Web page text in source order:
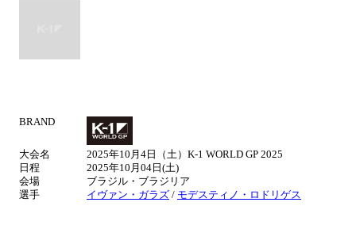
BRAND
大会名
2025年10月4日（土）K-1 WORLD GP 2025
日程
2025年10月04日(土)
会場
ブラジル・ブラジリア
選手
イヴァン・ガラズ / モデスティノ・ロドリゲス